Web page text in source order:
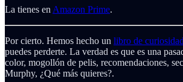
La tienes en Amazon Prime.
Por cierto. Hemos hecho un libro de
puedes perderte. La verdad es que es una
color, mogollón de pelis, recomendaciones,
Murphy, ¿Qué más quieres?.